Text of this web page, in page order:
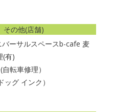
その他(店舗)
バーサルスペースb-cafe 麦
(有)
転車修理）
ッグ インク）